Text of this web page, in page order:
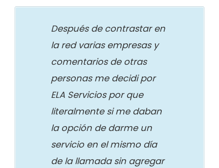
Después de contrastar en
la red varias empresas y
comentarios de otras
personas me decidi por
ELA Servicios por que
literalmente si me daban
la opción de darme un
servicio en el mismo día
de la llamada sin agregar